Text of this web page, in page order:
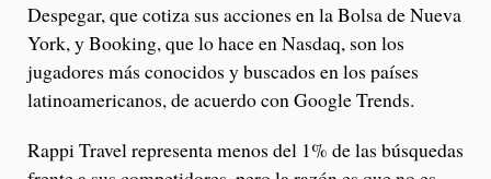
Despegar, que cotiza sus acciones en la Bolsa de Nueva
York, y Booking, que lo hace en Nasdaq, son los
jugadores más conocidos y buscados en los países
latinoamericanos, de acuerdo con Google Trends.
Rappi Travel representa menos del 1% de las búsquedas